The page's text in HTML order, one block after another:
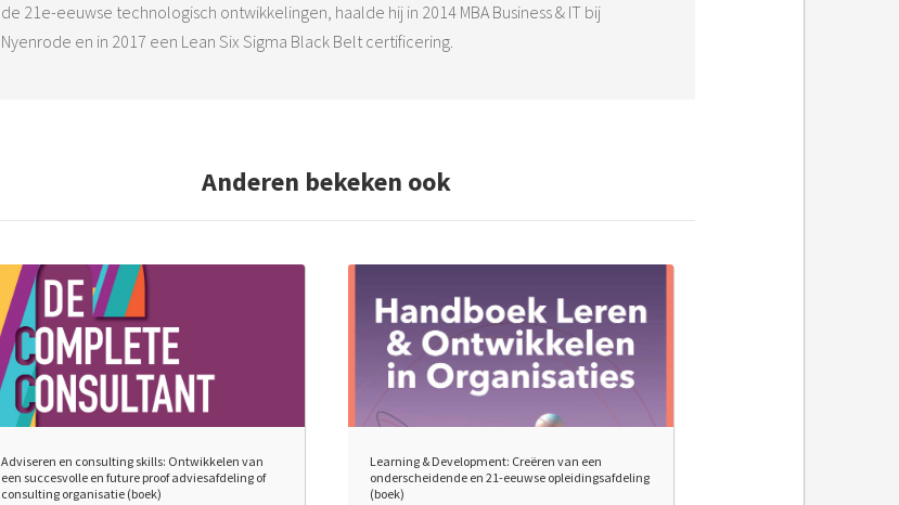
de 21e-eeuwse technologisch ontwikkelingen, haalde hij in 2014 MBA Business & IT bij
Nyenrode en in 2017 een Lean Six Sigma Black Belt certificering.
Anderen bekeken ook
Adviseren en consulting skills: Ontwikkelen van
een succesvolle en future proof adviesafdeling of
consulting organisatie (boek)
Learning & Development: Creëren van een
onderscheidende en 21-eeuwse opleidingsafdeling
(boek)